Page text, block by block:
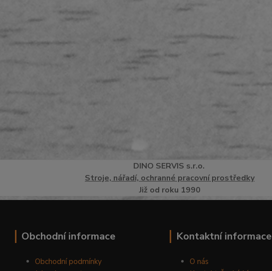
DINO SERVIS s.r.o.
Stroje, nářadí, ochranné pracovní prostředky
Již od roku 1990
Obchodní informace
Obchodní podmínky
Kontaktní informace
O nás